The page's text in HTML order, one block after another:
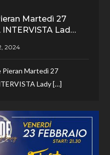
Martedì 27
INTERVISTA Lad…
Pieran Martedì 27
Lady […]